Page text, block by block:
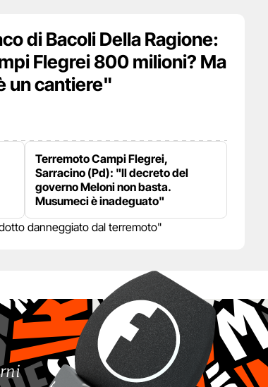
di Bacoli Della Ragione:
Flegrei 800 milioni? Ma
un cantiere"
Terremoto Campi Flegrei,
Sarracino (Pd): "Il decreto del
governo Meloni non basta.
Musumeci è inadeguato"
danneggiato dal terremoto"